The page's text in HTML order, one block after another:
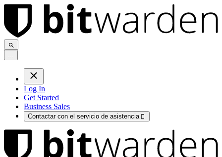
...
Log In
Get Started
Business Sales
Contactar con el servicio de asistencia 